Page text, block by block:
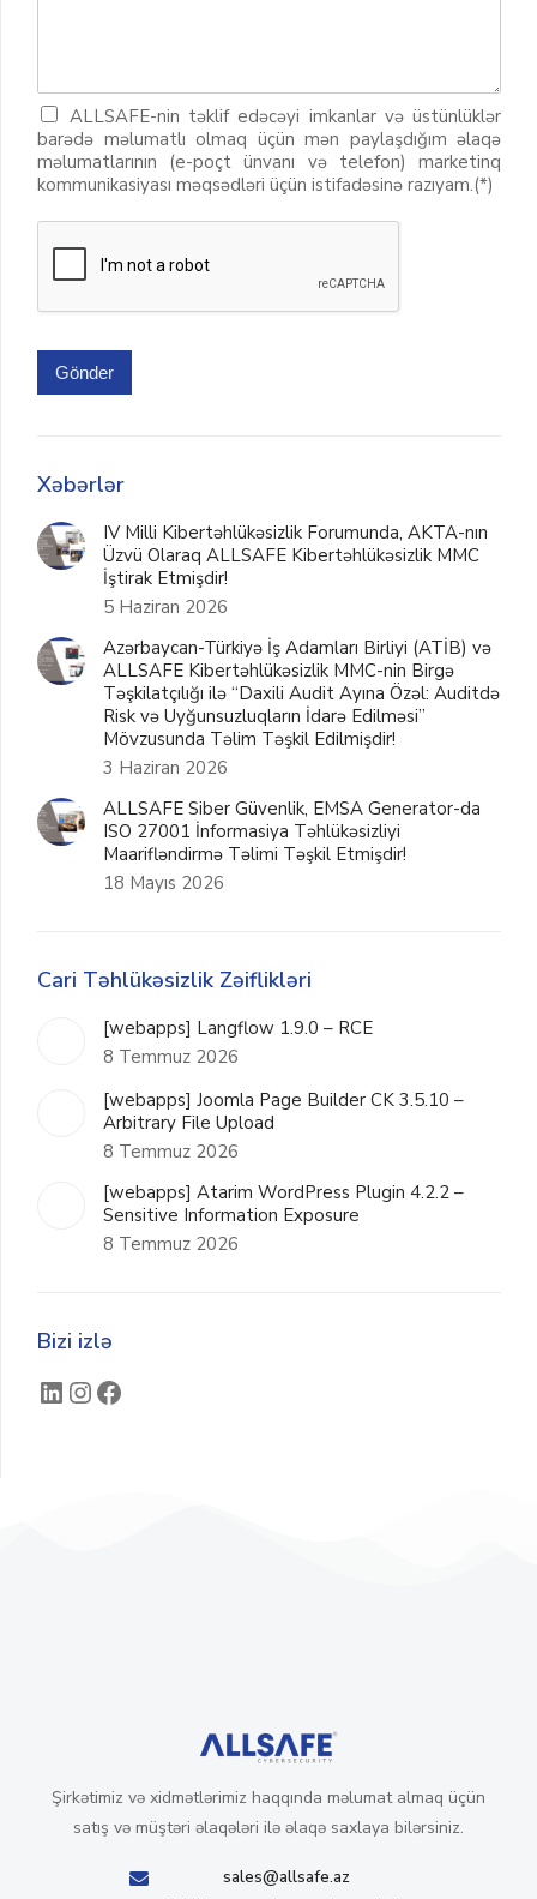
ALLSAFE-nin təklif edəcəyi imkanlar və üstünlüklər
barədə məlumatlı olmaq üçün mən paylaşdığım əlaqə
məlumatlarının (e-poçt ünvanı və telefon) marketinq
kommunikasiyası məqsədləri üçün istifadəsinə razıyam.(*)
Gönder
Xəbərlər
IV Milli Kibertəhlükəsizlik Forumunda, AKTA-nın
Üzvü Olaraq ALLSAFE Kibertəhlükəsizlik MMC
İştirak Etmişdir!
5 Haziran 2026
Azərbaycan-Türkiyə İş Adamları Birliyi (ATİB) və
ALLSAFE Kibertəhlükəsizlik MMC-nin Birgə
Təşkilatçılığı ilə “Daxili Audit Ayına Özəl: Auditdə
Risk və Uyğunsuzluqların İdarə Edilməsi”
Mövzusunda Təlim Təşkil Edilmişdir!
3 Haziran 2026
ALLSAFE Siber Güvenlik, EMSA Generator-da
ISO 27001 İnformasiya Təhlükəsizliyi
Maarifləndirmə Təlimi Təşkil Etmişdir!
18 Mayıs 2026
Cari Təhlükəsizlik Zəiflikləri
[webapps] Langflow 1.9.0 – RCE
8 Temmuz 2026
[webapps] Joomla Page Builder CK 3.5.10 –
Arbitrary File Upload
8 Temmuz 2026
[webapps] Atarim WordPress Plugin 4.2.2 –
Sensitive Information Exposure
8 Temmuz 2026
Bizi izlə
Şirkətimiz və xidmətlərimiz haqqında məlumat almaq üçün
satış və müştəri əlaqələri ilə əlaqə saxlaya bilərsiniz.
sales@allsafe.az